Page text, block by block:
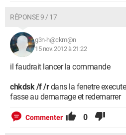
O23 - Service:
C:\Windows\system32\svchost.exe
O23 - Service: MBAMScheduler -
C:\Program Files
Malware\mbamscheduler.exe
C:\Program Files
Malware\mbamservice.exe
(MMCSS) - Unknown owner -
C:\Windows\system32\svchost.exe
RÉPONSE 9 / 17
g3n-h@ckm@n
15 nov. 2012 à 21:22
il faudrait lancer la commande
chkdsk /f /rdans la fenetre
fasse au demarrage et redemarrer
Commenter 0